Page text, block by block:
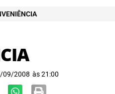
09/2008 às 21:00